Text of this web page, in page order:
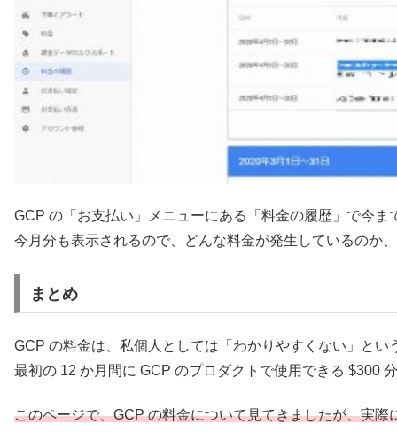
GCP の「お支払い」メニューにある「料金の履歴」で今
今月分も表示されるので、どんな料金が発生しているのか
まとめ
GCP の料金は、私個人としては「わかりやすくない」と
最初の 12 か月間に GCP のプロダクトで使用できる $300
このページで、GCP の料金について見てきましたが、実